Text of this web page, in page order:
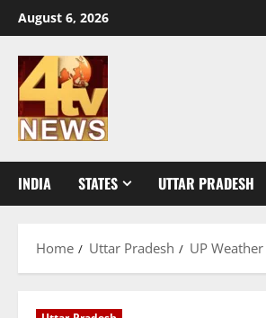
Skip
to
content
August 6, 2026
INDIA STATES UTTAR PRADESH
Home Uttar Pradesh UP Weather